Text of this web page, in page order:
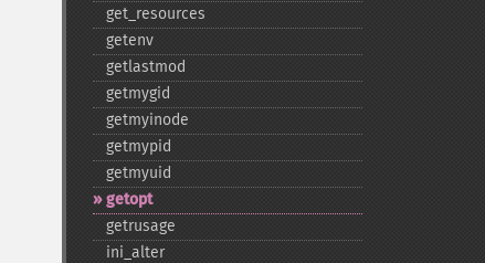
get_​resources
getenv
getlastmod
getmygid
getmyinode
getmypid
getmyuid
getopt
getrusage
ini_​alter